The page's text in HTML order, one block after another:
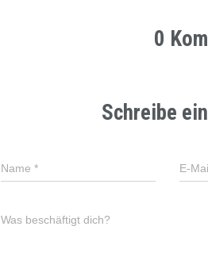
0
Schreibe
Name * E-
Was beschäftigt dich?